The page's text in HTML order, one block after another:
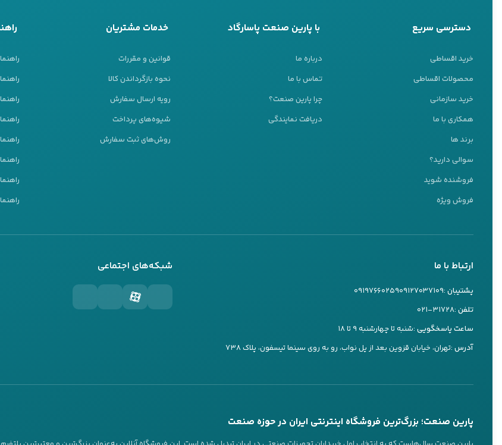
دسترسی سریع
خرید اقساطی
محصولات اقساطی
خرید سازمانی
همکاری با ما
برند ها
سوالی دارید؟
فروشنده شوید
فروش ویژه
با پارین صنعت پاسارگاد
درباره ما
تماس با ما
چرا پارین صنعت؟
دریافت نمایندگی
خدمات مشتریان
قوانین و مقررات
نحوه بازگرداندن کالا
رویه ارسال سفارش
شیوه‌های پرداخت
روش‌های ثبت سفارش
ارتباط با ما
پشتیبان :۰۹۱۲۷۰۳۷۱۰۹۰۹۱۹۷۶۶۰۲۵۹
تلفن :۰۲۱-۳۱۷۲۸
ساعت پاسخگویی :شنبه تا چهارشنبه ۹ تا ۱۸
آدرس :تهران، خیابان قزوین بعد از پل نواب، رو به روی سینما تیسفون، پلاک ۷۳۸
شبکه‌های اجتماعی
پارین صنعت؛ بزرگ‌ترین فروشگاه اینترنتی ایران در حوزه صنعت
پشتیبانی 24 ساعته
ما اینجا هستیم تا به شما کمک کنیم
تیم پشتیبانی ما آماده پاسخگویی به سوالات شماست
کارشناس ۱
تماس تلفنی بله
کارشناس ۲
تماس تلفنی
09197660249
تماس تلفنی در ساعات کاری